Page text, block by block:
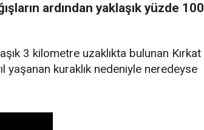
ardından yaklaşık yüzde 100
3 kilometre uzaklıkta bulunan Kırkat
yaşanan kuraklık nedeniyle neredeyse